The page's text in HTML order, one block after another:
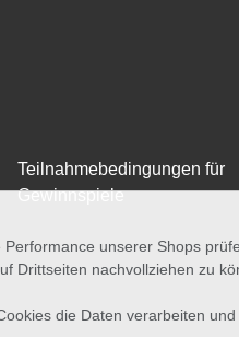
Teilnahmebedingungen für
Gewinnspiele
unserer Shops
Drittseiten nachvollziehen zu
die Daten verarbeiten